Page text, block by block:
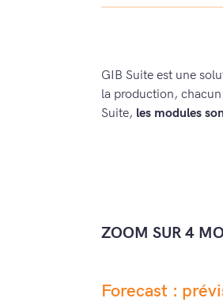
GIB Suite est une
la production,
Suite, les modules
ZOOM SUR 4
Forecast :